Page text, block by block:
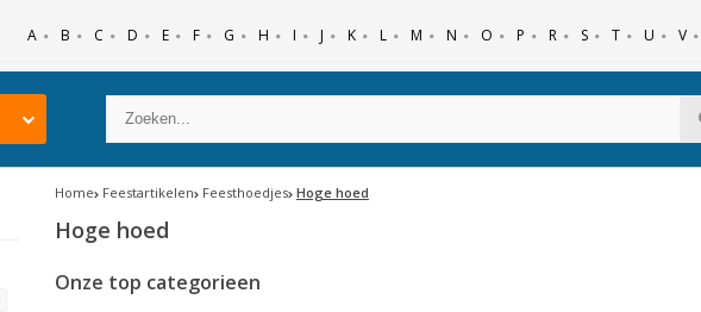
A B C D E F G H I J K L M N O P R S T U V
Home Feestartikelen Feesthoedjes Hoge hoed
Hoge hoed
Onze top categorieen